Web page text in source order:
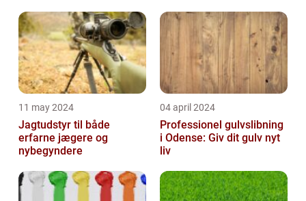
11 may 2024
Jagtudstyr til både
erfarne jægere og
nybegyndere
04 april 2024
Professionel gulvslibning
i Odense: Giv dit gulv nyt
liv